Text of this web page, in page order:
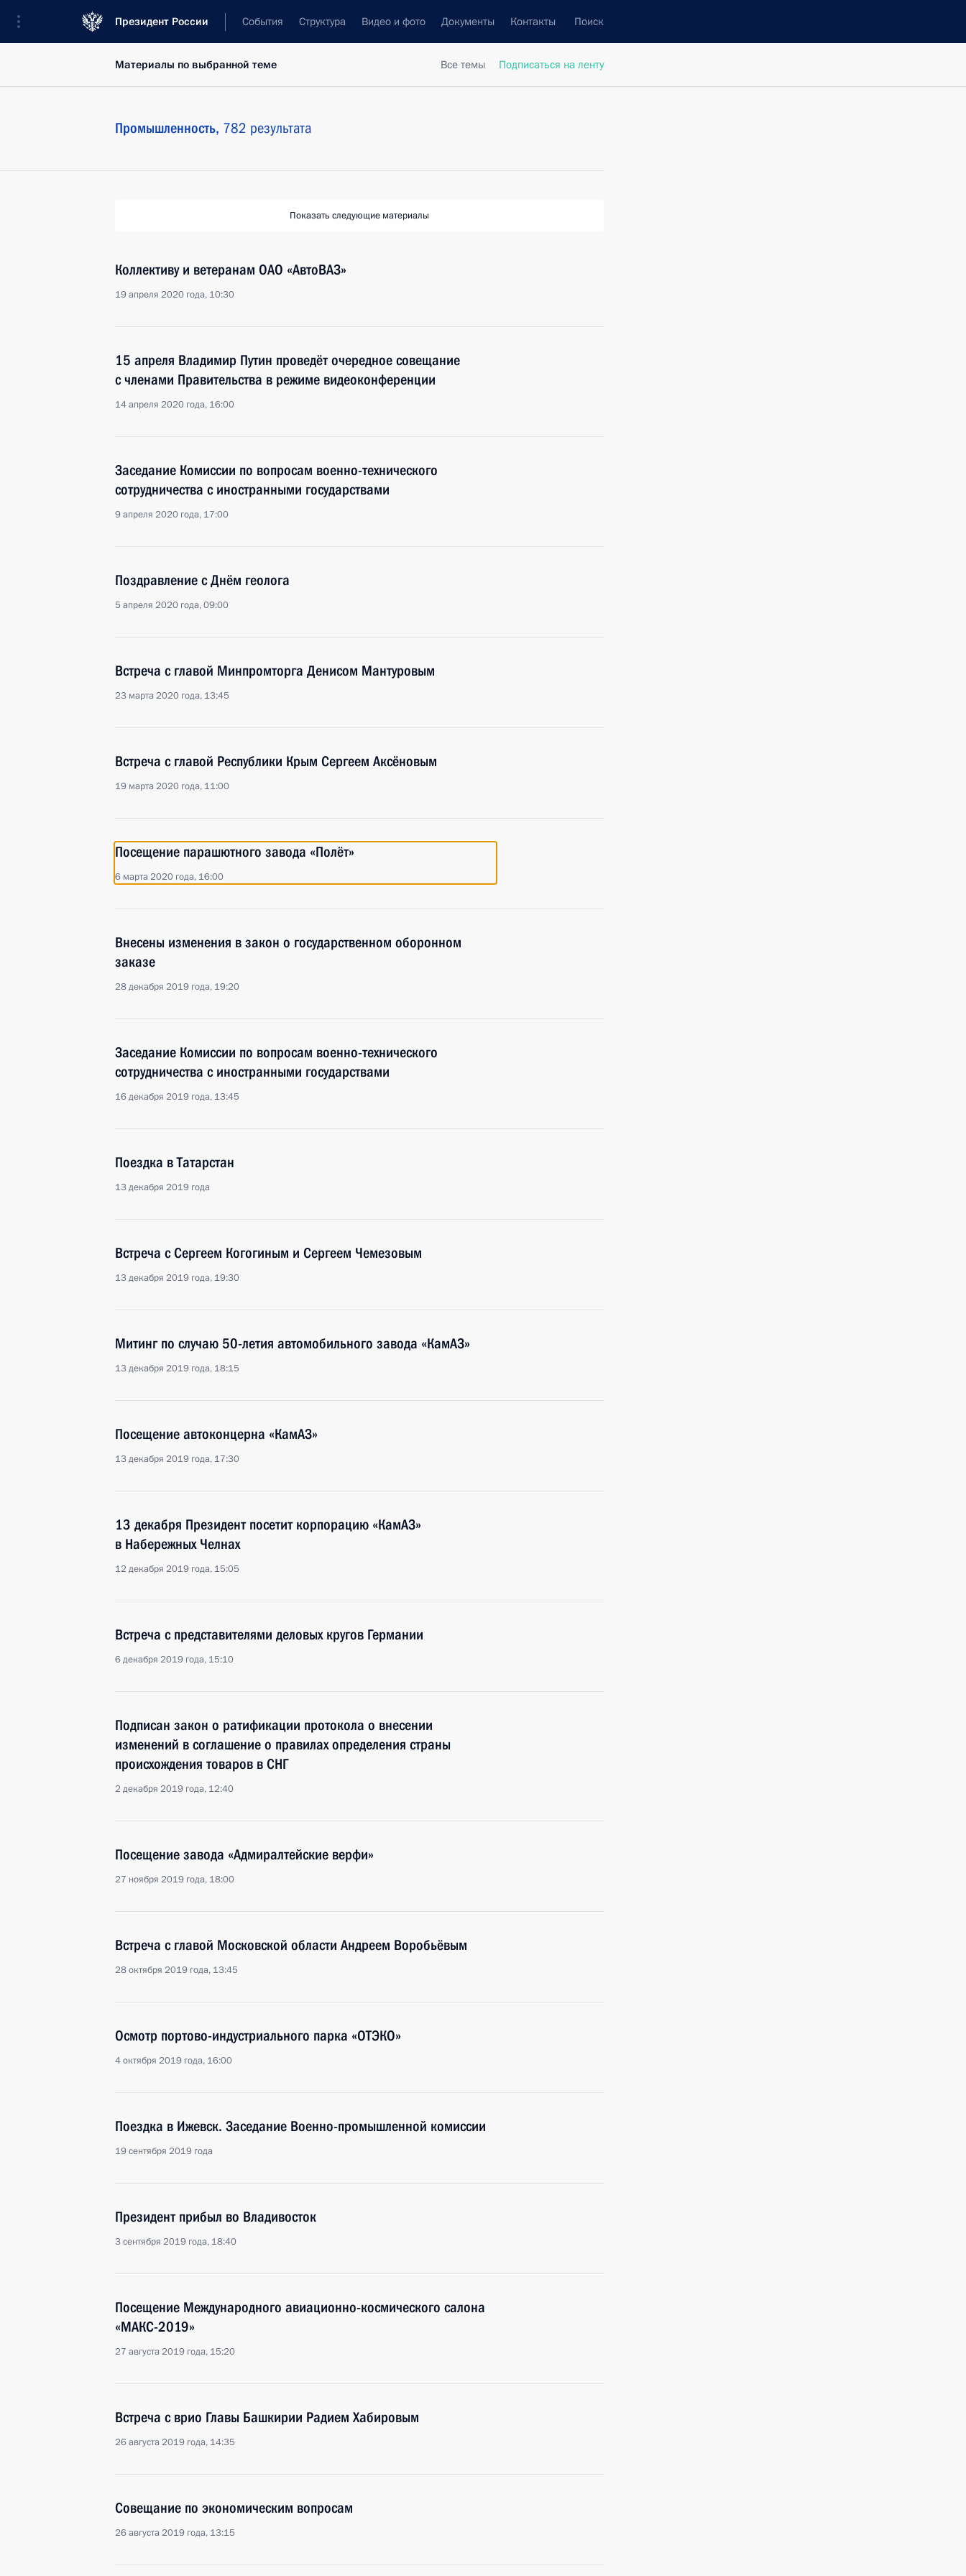
Президент России События Структура Видео и фото Документы Контакты Поиск
Все темы Подписаться на ленту
Материалы по выбранной теме
Промышленность, 782 результата
Показать следующие материалы
Коллективу и ветеранам ОАО «АвтоВАЗ»
19 апреля 2020 года, 10:30
15 апреля Владимир Путин проведёт очередное совещание
с членами Правительства в режиме видеоконференции
14 апреля 2020 года, 16:00
Заседание Комиссии по вопросам военно-технического
сотрудничества с иностранными государствами
9 апреля 2020 года, 17:00
Поздравление с Днём геолога
5 апреля 2020 года, 09:00
Встреча с главой Минпромторга Денисом Мантуровым
23 марта 2020 года, 13:45
Встреча с главой Республики Крым Сергеем Аксёновым
19 марта 2020 года, 11:00
Посещение парашютного завода «Полёт»
6 марта 2020 года, 16:00
Внесены изменения в закон о государственном оборонном
заказе
28 декабря 2019 года, 19:20
Заседание Комиссии по вопросам военно-технического
сотрудничества с иностранными государствами
16 декабря 2019 года, 13:45
Поездка в Татарстан
13 декабря 2019 года
Встреча с Сергеем Когогиным и Сергеем Чемезовым
13 декабря 2019 года, 19:30
Митинг по случаю 50-летия автомобильного завода «КамАЗ»
13 декабря 2019 года, 18:15
Посещение автоконцерна «КамАЗ»
13 декабря 2019 года, 17:30
13 декабря Президент посетит корпорацию «КамАЗ»
в Набережных Челнах
12 декабря 2019 года, 15:05
Встреча с представителями деловых кругов Германии
6 декабря 2019 года, 15:10
Подписан закон о ратификации протокола о внесении
изменений в соглашение о правилах определения страны
происхождения товаров в СНГ
2 декабря 2019 года, 12:40
Посещение завода «Адмиралтейские верфи»
27 ноября 2019 года, 18:00
Встреча с главой Московской области Андреем Воробьёвым
28 октября 2019 года, 13:45
Осмотр портово-индустриального парка «ОТЭКО»
4 октября 2019 года, 16:00
Поездка в Ижевск. Заседание Военно-промышленной комиссии
19 сентября 2019 года
Президент прибыл во Владивосток
3 сентября 2019 года, 18:40
Посещение Международного авиационно-космического салона
«МАКС-2019»
27 августа 2019 года, 15:20
Встреча с врио Главы Башкирии Радием Хабировым
26 августа 2019 года, 14:35
Совещание по экономическим вопросам
26 августа 2019 года, 13:15